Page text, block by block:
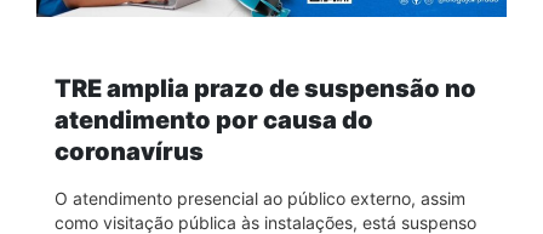
TRE amplia prazo de suspensão no
atendimento por causa do
coronavírus
O atendimento presencial ao público externo, assim
como visitação pública às instalações, está suspenso